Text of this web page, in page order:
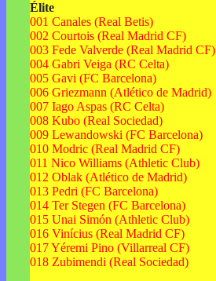
Élite
001 Canales (Real Betis)
002 Courtois (Real Madrid CF)
003 Fede Valverde (Real Madrid CF)
004 Gabri Veiga (RC Celta)
005 Gavi (FC Barcelona)
006 Griezmann (Atlético de Madrid)
007 Iago Aspas (RC Celta)
008 Kubo (Real Sociedad)
009 Lewandowski (FC Barcelona)
010 Modric (Real Madrid CF)
011 Nico Williams (Athletic Club)
012 Oblak (Atlético de Madrid)
013 Pedri (FC Barcelona)
014 Ter Stegen (FC Barcelona)
015 Unai Simón (Athletic Club)
016 Vinícius (Real Madrid CF)
017 Yéremi Pino (Villarreal CF)
018 Zubimendi (Real Sociedad)